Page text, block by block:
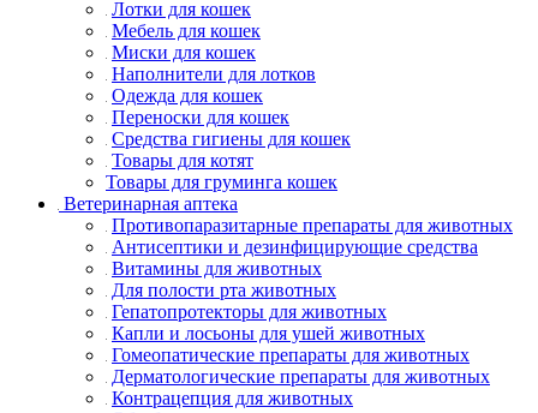
Лотки для кошек
Мебель для кошек
Миски для кошек
Наполнители для лотков
Одежда для кошек
Переноски для кошек
Средства гигиены для кошек
Товары для котят
Товары для груминга кошек
Ветеринарная аптека
Противопаразитарные препараты для животных
Антисептики и дезинфицирующие средства
Витамины для животных
Для полости рта животных
Гепатопротекторы для животных
Капли и лосьоны для ушей животных
Гомеопатические препараты для животных
Дерматологические препараты для животных
Контрацепция для животных